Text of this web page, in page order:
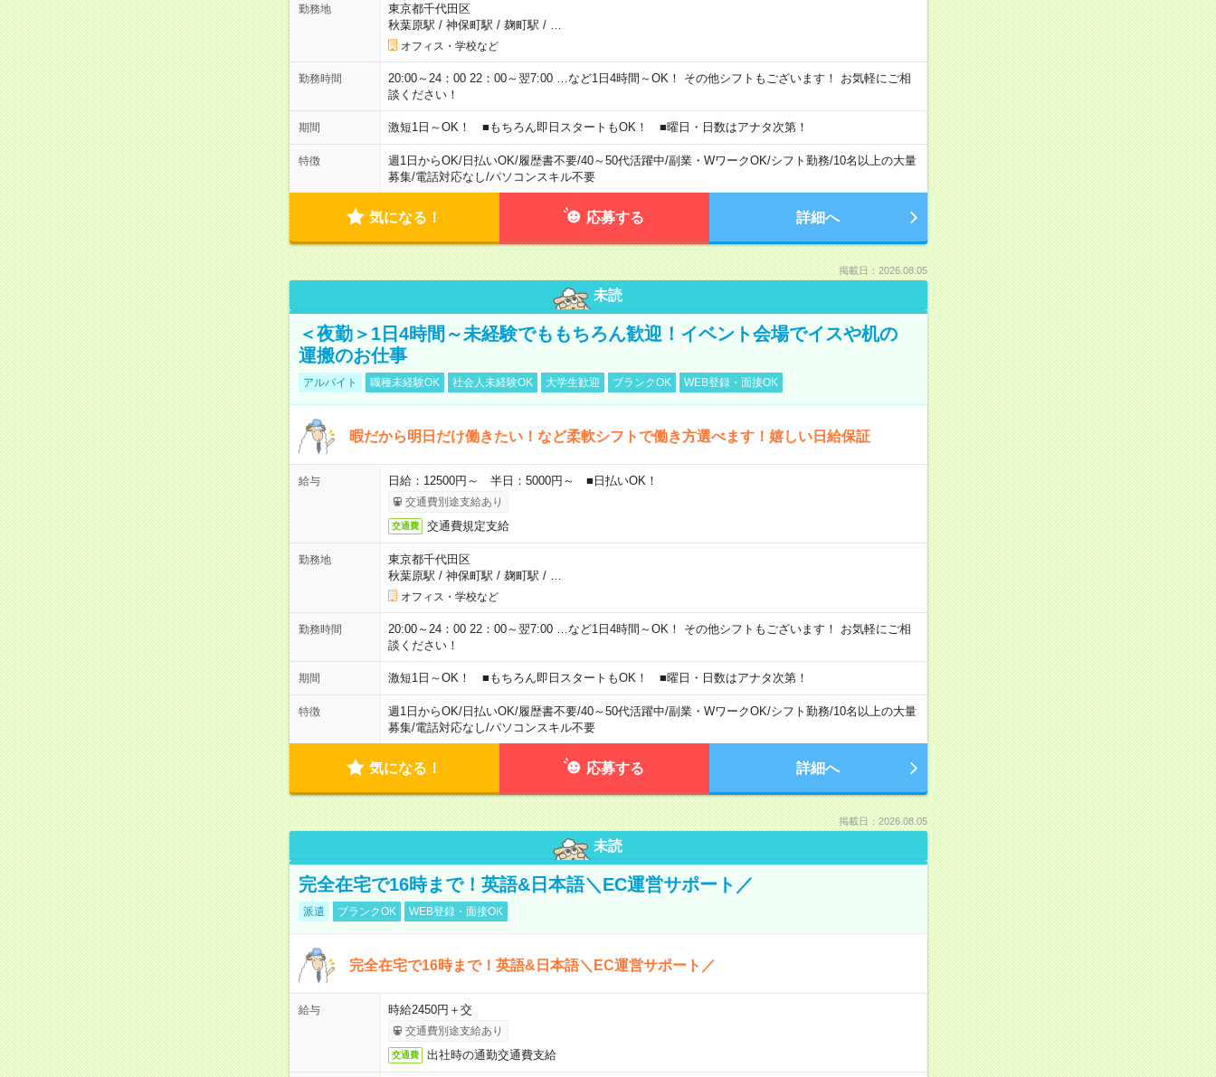
勤務地
東京都千代田区
秋葉原駅 / 神保町駅 / 麹町駅 /
オフィス・学校など
勤務時間
20:00～24：00 22：00～翌7:00 …など1日4時間～OK！ その他シフトもございます！ お気軽にご相
談ください！
期間 激短1日～OK！ ■もちろん即日スタートもOK！ ■曜日・日数はアナタ次第！
特徴 週1日からOK/日払いOK/履歴書不要/40～50代活躍中/副業・WワークOK/シフト勤務/10名以上の大量
募集/電話対応なし/パソコンスキル不要
気になる！ 応募する 詳細へ
掲載日：2026.08.05
未読
＜夜勤＞1日4時間～未経験でももちろん歓迎！イベント会場でイスや机の
運搬のお仕事
アルバイト 職種未経験OK 社会人未経験OK 大学生歓迎 ブランクOK WEB登録・面接OK
暇だから明日だけ働きたい！など柔軟シフトで働き方選べます！嬉しい日給保証
給与 日給：12500円～ 半日：5000円～ ■日払いOK！
交通費別途支給あり
交通費 交通費規定支給
勤務地
東京都千代田区
秋葉原駅 / 神保町駅 / 麹町駅 /
オフィス・学校など
勤務時間
20:00～24：00 22：00～翌7:00 …など1日4時間～OK！ その他シフトもございます！ お気軽にご相
談ください！
期間 激短1日～OK！ ■もちろん即日スタートもOK！ ■曜日・日数はアナタ次第！
特徴 週1日からOK/日払いOK/履歴書不要/40～50代活躍中/副業・WワークOK/シフト勤務/10名以上の大量
募集/電話対応なし/パソコンスキル不要
気になる！ 応募する 詳細へ
掲載日：2026.08.05
未読
完全在宅で16時まで！英語&日本語＼EC運営サポート／
派遣 ブランクOK WEB登録・面接OK
完全在宅で16時まで！英語&日本語＼EC運営サポート／
給与 時給2450円＋交
交通費別途支給あり
交通費 出社時の通勤交通費支給